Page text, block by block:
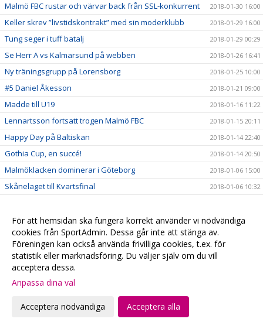
Malmö FBC rustar och värvar back från SSL-konkurrent 2018-01-30 16:00
Keller skrev ”livstidskontrakt” med sin moderklubb 2018-01-29 16:00
Tung seger i tuff batalj 2018-01-29 00:29
Se Herr A vs Kalmarsund på webben 2018-01-26 16:41
Ny träningsgrupp på Lorensborg 2018-01-25 10:00
#5 Daniel Åkesson 2018-01-21 09:00
Madde till U19 2018-01-16 11:22
Lennartsson fortsatt trogen Malmö FBC 2018-01-15 20:11
Happy Day på Baltiskan 2018-01-14 22:40
Gothia Cup, en succé! 2018-01-14 20:50
Malmöklacken dominerar i Göteborg 2018-01-06 15:00
Skånelaget till Kvartsfinal 2018-01-06 10:32
Skånlagstjejerna efter 1:a dagen 2018-01-05 16:10
Vinst mot samarbetsklubben Hvidovre 2018-01-05 15:46
Skånelaget 2018-01-04 11:20
Se våra Gothia-lag på webben
Följ våra lag på Gothia Cup
#fbcfamiljen goes Gothia
För att hemsidan ska fungera korrekt använder vi nödvändiga
cookies från SportAdmin. Dessa går inte att stänga av.
Föreningen kan också använda frivilliga cookies, t.ex. för
statistik eller marknadsföring. Du väljer själv om du vill
acceptera dessa.
Anpassa dina val
Acceptera nödvändiga Acceptera alla